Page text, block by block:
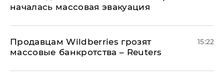
началась массовая эвакуация
Продавцам Wildberries грозят
массовые банкротства – Reuters
15:22